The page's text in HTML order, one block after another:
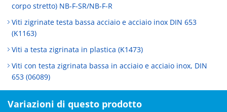
corpo stretto) NB-F-SR/NB-F-R
Viti zigrinate testa bassa acciaio e acciaio inox DIN 653
(K1163)
Viti a testa zigrinata in plastica (K1473)
Viti con testa zigrinata bassa in acciaio e acciaio inox, DIN
653 (06089)
Variazioni di questo prodotto